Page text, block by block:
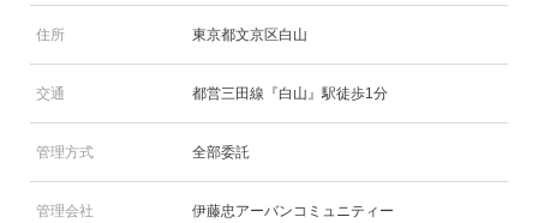
住所 東京都文京区白山
交通 都営三田線『白山』駅徒歩1分
管理方式 全部委託
管理会社 伊藤忠アーバンコミュニティー